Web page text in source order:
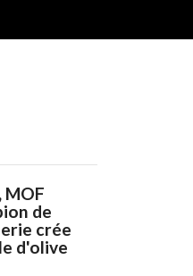
MOF
de
crée
d'olive